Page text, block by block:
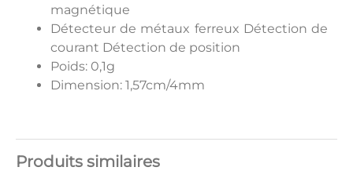
magnétique
Détecteur de métaux ferreux Détection de
courant Détection de position
Poids: 0,1g
Dimension: 1,57cm/4mm
Produits similaires